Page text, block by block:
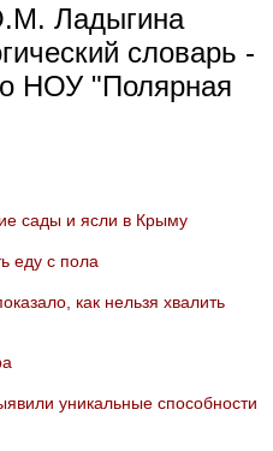
Ладыгина
словарь -
НОУ "Полярная
сады и ясли в Крыму
еду с пола
как нельзя хвалить
уникальные способности